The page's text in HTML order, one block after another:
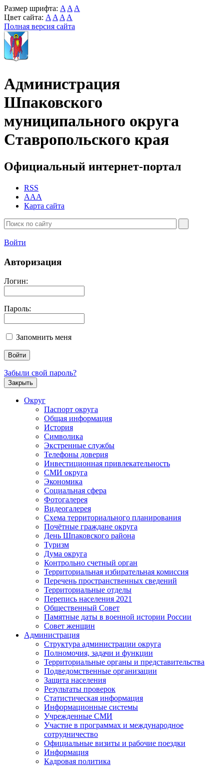
Размер шрифта: A A A
Цвет сайта: A A A A
Полная версия сайта
Администрация
Шпаковского
муниципального округа
Ставропольского края
Официальный интернет-портал
RSS
AAA
Карта сайта
Войти
Авторизация
Логин:
Пароль:
Запомнить меня
Забыли свой пароль?
Закрыть
Округ
Паспорт округа
Общая информация
История
Символика
Экстренные службы
Телефоны доверия
Инвестиционная привлекательность
СМИ округа
Экономика
Социальная сфера
Фотогалерея
Видеогалерея
Схема территориального планирования
Почётные граждане округа
День Шпаковского района
Туризм
Дума округа
Контрольно счетный орган
Территориальная избирательная комиссия
Перечень пространственных сведений
Территориальные отделы
Перепись населения 2021
Общественный Совет
Памятные даты в военной истории России
Совет женщин
Администрация
Структура администрации округа
Полномочия, задачи и функции
Территориальные органы и представительства
Подведомственные организации
Защита населения
Результаты проверок
Статистическая информация
Информационные системы
Учрежденные СМИ
Участие в программах и международное
сотрудничество
Официальные визиты и рабочие поездки
Информация
Кадровая политика